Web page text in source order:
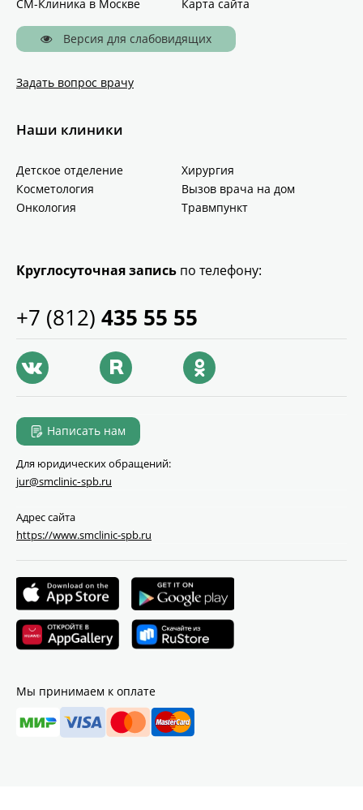
СМ-Клиника в Москве
Карта сайта
Версия для слабовидящих
Задать вопрос врачу
Наши клиники
Детское отделение
Хирургия
Косметология
Вызов врача на дом
Онкология
Травмпункт
Круглосуточная запись по телефону:
+7 (812) 435 55 55
Написать нам
Для юридических обращений:
jur@smclinic‑spb.ru
Адрес сайта
https://www.smclinic-spb.ru
Мы принимаем к оплате